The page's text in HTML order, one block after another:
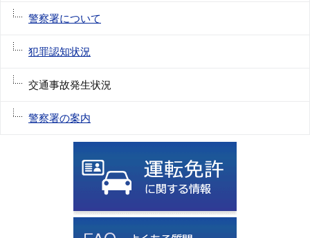
警察署について
犯罪認知状況
交通事故発生状況
警察署の案内